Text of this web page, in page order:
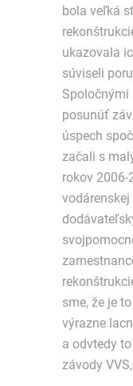
bola veľká
ukazovala
súviseli
posunúť
úspech
začali s
rokov
sme, že je
výrazne
a odvtedy
závody